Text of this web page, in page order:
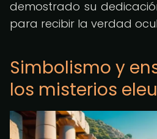
demostrado su
para recibir la verdad
Simbolismo y
los misterios